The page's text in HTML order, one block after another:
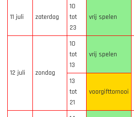
11 juli zaterdag
10
tot
23
vrij spelen
12 juli zondag
10
tot
13
vrij spelen
13
tot
21
voorgifttornooi